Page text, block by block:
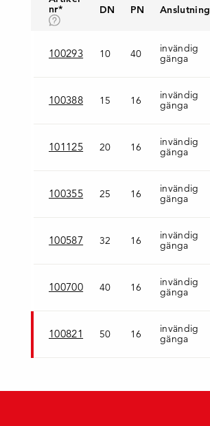
nr*
DN PN Anslutning
100293 10 40
invändig
gänga
100388 15 16
invändig
gänga
101125 20 16
invändig
gänga
100355 25 16
invändig
gänga
100587 32 16
invändig
gänga
100700 40 16
invändig
gänga
100821 50 16
invändig
gänga